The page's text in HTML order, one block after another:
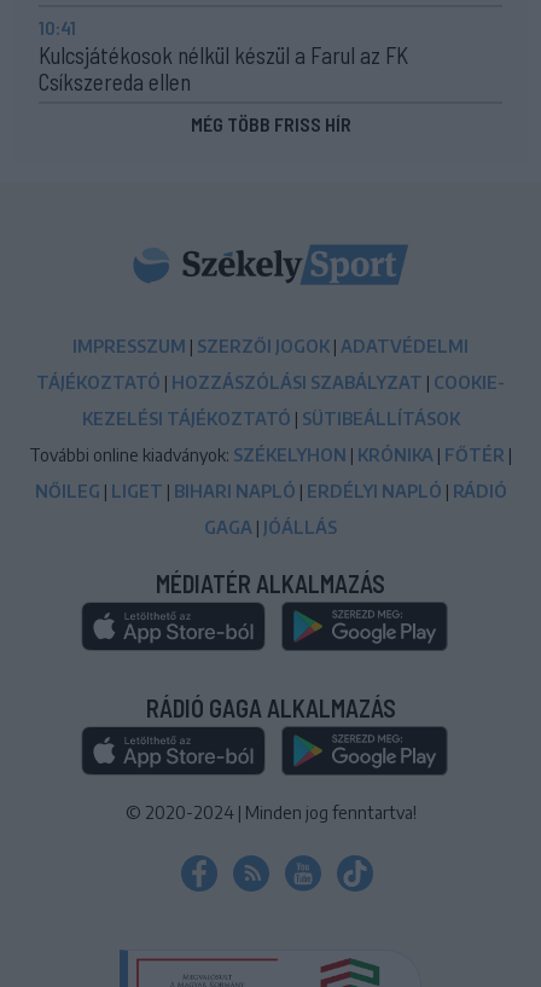
10:41
Kulcsjátékosok nélkül készül a Farul az FK
Csíkszereda ellen
MÉG TÖBB FRISS HÍR
IMPRESSZUM | SZERZŐI JOGOK | ADATVÉDELMI
TÁJÉKOZTATÓ | HOZZÁSZÓLÁSI SZABÁLYZAT | COOKIE-
KEZELÉSI TÁJÉKOZTATÓ | SÜTIBEÁLLÍTÁSOK
További online kiadványok: SZÉKELYHON | KRÓNIKA | FŐTÉR |
NŐILEG | LIGET | BIHARI NAPLÓ | ERDÉLYI NAPLÓ | RÁDIÓ
GAGA | JÓÁLLÁS
MÉDIATÉR ALKALMAZÁS
RÁDIÓ GAGA ALKALMAZÁS
© 2020-2024 | Minden jog fenntartva!